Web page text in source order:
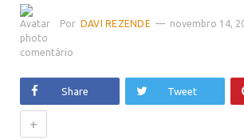
Por DAVI REZENDE novembro 14,
comentário
Share Tweet
+